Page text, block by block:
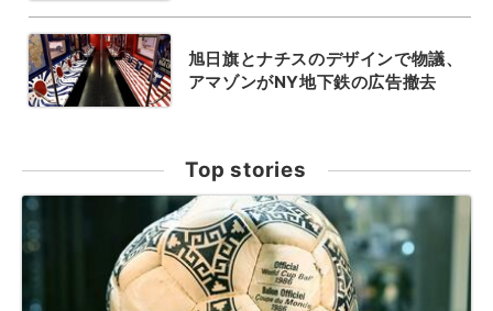
旭日旗とナチスのデザインで物議、
アマゾンがNY地下鉄の広告撤去
Top stories